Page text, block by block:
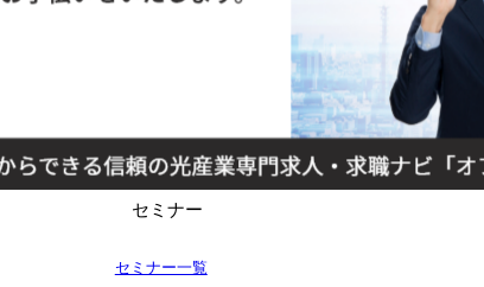
セミナー
セミナー一覧